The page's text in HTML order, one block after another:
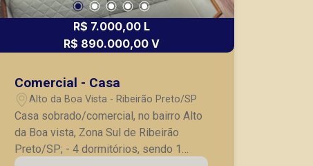
comerciais localizados na Zona Sul.
R$ 7.000,00 L
R$ 890.000,00 V
Comercial - Casa
Alto da Boa Vista - Ribeirão Preto/SP
Casa sobrado/comercial, no bairro Alto
da Boa vista, Zona Sul de Ribeirão
Preto/SP; - 4 dormitórios, sendo 1